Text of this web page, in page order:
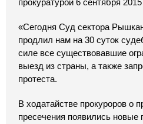
прокуратурой 6 сентября 2015
«Сегодня Суд сектора
продлил нам на 30 суток
силе все существовавшие
выезд из страны, а также
протеста.
В ходатайстве прокуроров о
пресечения появились новые